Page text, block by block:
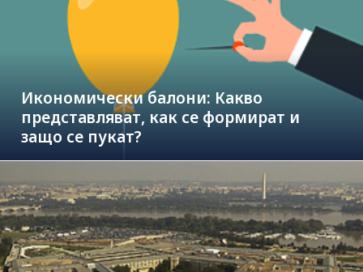
Икономически балони: Какво
представляват, как се формират и
защо се пукат?